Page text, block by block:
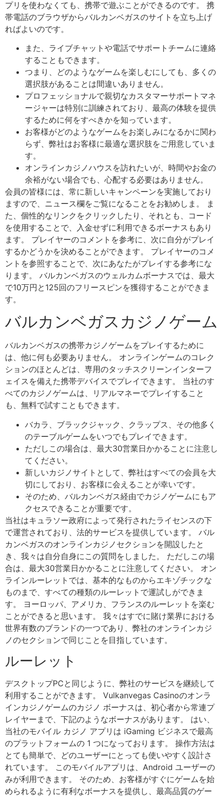
プリを使わなくても、携帯で遊ぶことができるのです。 携
帯電話のブラウザからバルカンベガスのサイトを立ち上げ
ればよいのです。
また、ライブチャットや電話でサポートチームに連絡
することもできます。
つまり、どのようなゲームを楽しむにしても、多くの
選択肢があることは間違いありません。
プロフェッショナルで親切なカスタマーサポートマネ
ージャーは特別に訓練されており、最高の体験を提供
するために何をすべきかを知っています。
お客様がどのようなゲームをお楽しみになるかに関わ
らず、弊社はお客様に最適な選択肢をご用意していま
す。
オンラインカジノハウスを訪れたいが、時間やお金の
余裕がない場合でも、心配する必要はありません。
会員の皆様には、常に新しいキャンペーンを実施しており
ますので、ニュース欄をご覧になることをお勧めしま。 ま
た、個性的なリンクをクリックしたり、それとも、コード
を使用することで、入金せずに利用できるボーナスもあり
ます。 プレイヤーのコメントを参考に、次に自分がプレイ
するかどうかを決めることができます。 プレイヤーのコメ
ントを参照することで、次にあなたがプレイする参考にな
ります。 バルカンベガスのウェルカムボーナスでは、最大
で10万円と125回のフリースピンを獲得することができま
す。
バルカンベガスカジノゲーム
バルカンベガスの携帯カジノゲームをプレイするために
は、他に何も必要ありません。 オンラインゲームのコレク
ションのほとんどは、専用のタッチスクリーンインターフ
ェイスを備えた携帯デバイスでプレイできます。 当社のす
べてのカジノゲームは、リアルマネーでプレイすること
も、無料で試すこともできます。
バカラ、ブラックジャック、クラップス、その他多く
のテーブルゲームをいつでもプレイできます。
ただしこの場合は、最大30営業日かかることに注意し
てください。
新しいカジノサイトとして、弊社はすべての会員を大
切にしており、お客様に会えることが幸いです。
そのため、バルカンベガス経由でカジノゲームにもア
クセスできることが重要です。
当社はキュラソー政府によって発行されたライセンスの下
で運営されており、法的サービスを提供しています。 バル
カンベガスのオンラインカジノセクションを開設したと
き、我々は自分自身にこの質問をしました。 ただしこの場
合は、最大30営業日かかることに注意してください。 オン
ラインルーレットでは、基本的なものからエキゾチックな
ものまで、すべての種類のルーレットで運試しができま
す。 ヨーロッパ、アメリカ、フランスのルーレットを楽む
ことができると思います。 我々はすでに賭け業界における
世界有数のブランドの一つであり、弊社のオンラインカジ
ノのセクションで同じことを目指しています。
ルーレット
デスクトップPCと同じように、弊社のサービスを継続して
利用することができます。 Vulkanvegas Casinoのオンラ
インカジノゲームのカジノ ボーナスは、初心者から常連プ
レイヤーまで、下記のようなボーナスがあります。 はい、
当社のモバイル カジノ アプリは iGaming ビジネスで最高
のプラットフォームの 1 つになっております。 操作方法は
とても簡単で、どのユーザーにとっても使いやすく設計さ
れています。 このモバイルアプリは、Android ユーザーの
みが利用できます。 そのため、お客様がすぐにゲームを始
められるように有利なボーナスを提供し、最高品質のゲー